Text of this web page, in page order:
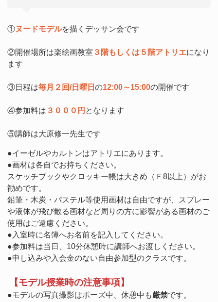
①ヌードモデルを描くデッサン会です
②開催場所は楽絵画教室 ３階もしくは５階アトリエになり
ます
③日程は毎月２回/日曜日 の12:00～15:00の開催です
④参加料は ３０００円 となります
⑤講師は大原修一先生です
●イーゼルやカルトンはアトリエにあります。
●画材は各自でお持ちください。
スケッチブックやクロッキー帳は大きめ（Ｆ8以上）がお
勧めです。
鉛筆・木炭・パステル等使用画材は自由ですが、スプレー
や液体が飛び散る画材など周りの方に影響がある画材のご
使用はご遠慮ください。
●入室時に名簿へお名前を記入してください。
●参加料は当日、10分休憩時に講師へお渡しください。
●申し込みや入会金のない自由参加型のクラスです。
【モデル授業時の注意事項】
●モデルの写真撮影はポーズ中、休憩中も厳禁です。